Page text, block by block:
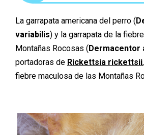
La garrapata americana del perro (
variabilis) y la garrapata de la
Montañas Rocosas (Dermacentor
portadoras de Rickettsia rickettsii
fiebre maculosa de las Montañas